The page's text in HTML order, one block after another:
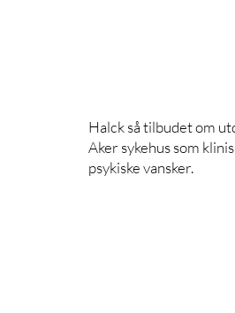
Halck så tilbudet om
Aker sykehus som
psykiske vansker.